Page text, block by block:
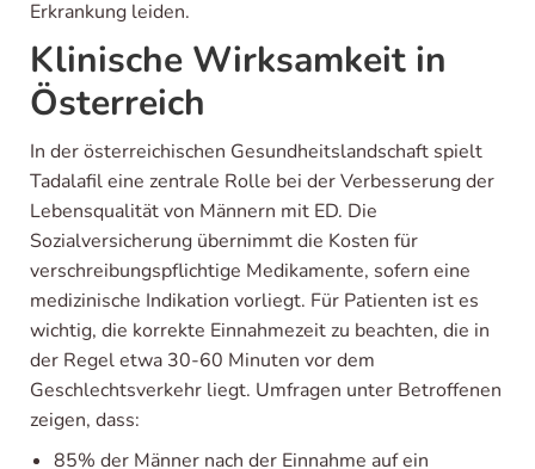
Erkrankung leiden.
Klinische Wirksamkeit in
Österreich
In der österreichischen Gesundheitslandschaft spielt
Tadalafil eine zentrale Rolle bei der Verbesserung der
Lebensqualität von Männern mit ED. Die
Sozialversicherung übernimmt die Kosten für
verschreibungspflichtige Medikamente, sofern eine
medizinische Indikation vorliegt. Für Patienten ist es
wichtig, die korrekte Einnahmezeit zu beachten, die in
der Regel etwa 30-60 Minuten vor dem
Geschlechtsverkehr liegt. Umfragen unter Betroffenen
zeigen, dass:
85% der Männer nach der Einnahme auf ein